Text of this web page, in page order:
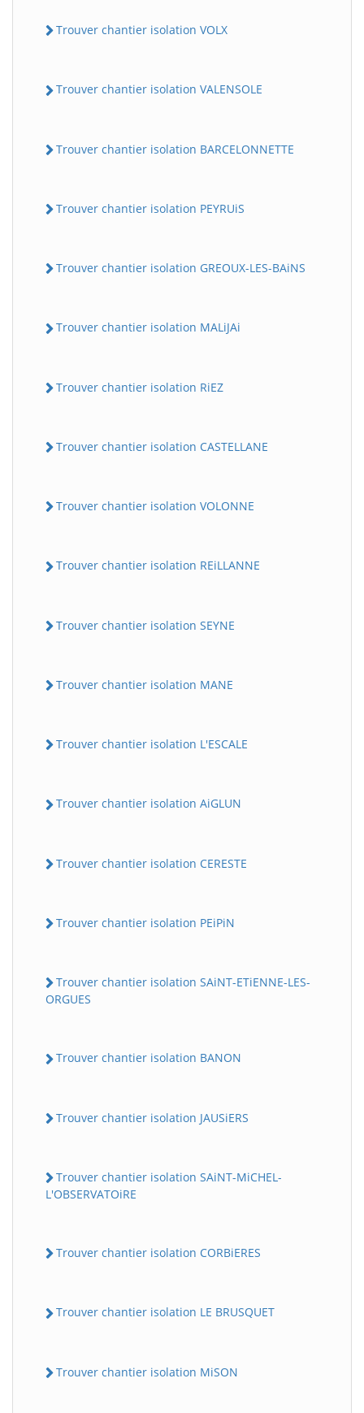
Trouver chantier isolation VOLX
Trouver chantier isolation VALENSOLE
Trouver chantier isolation BARCELONNETTE
Trouver chantier isolation PEYRUiS
Trouver chantier isolation GREOUX-LES-BAiNS
Trouver chantier isolation MALiJAi
Trouver chantier isolation RiEZ
Trouver chantier isolation CASTELLANE
Trouver chantier isolation VOLONNE
Trouver chantier isolation REiLLANNE
Trouver chantier isolation SEYNE
Trouver chantier isolation MANE
Trouver chantier isolation L'ESCALE
Trouver chantier isolation AiGLUN
Trouver chantier isolation CERESTE
Trouver chantier isolation PEiPiN
Trouver chantier isolation SAiNT-ETiENNE-LES-
ORGUES
Trouver chantier isolation BANON
Trouver chantier isolation JAUSiERS
Trouver chantier isolation SAiNT-MiCHEL-
L'OBSERVATOiRE
Trouver chantier isolation CORBiERES
Trouver chantier isolation LE BRUSQUET
Trouver chantier isolation MiSON